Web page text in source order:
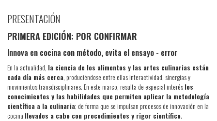
PRESENTACIÓN
PRIMERA EDICIÓN: POR CONFIRMAR
Innova en cocina con método, evita el ensayo - error
En la actualidad, la ciencia de los alimentos y las artes culinarias están
cada día más cerca, produciéndose entre ellas interactividad, sinergias y
movimientos transdisciplinares. En este marco, resulta de especial interéslos
conocimientos y las habilidades que permiten aplicar la metodología
científica a la culinaria; de forma que se impulsan procesos de innovación en la
cocina llevados a cabo con procedimientos y rigor científico.